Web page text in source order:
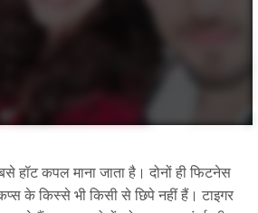
हॉट कपल माना जाता है। दोनों ही फिटनेस
के किस्से भी किसी से छिपे नहीं हैं। टाइगर